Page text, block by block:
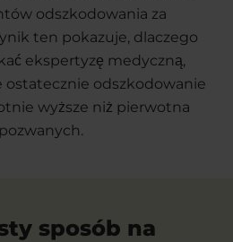
odszkodowania za
ten pokazuje, dlaczego
ekspertyzę medyczną,
ostatecznie odszkodowanie
wyższe niż pierwotna
sposób na